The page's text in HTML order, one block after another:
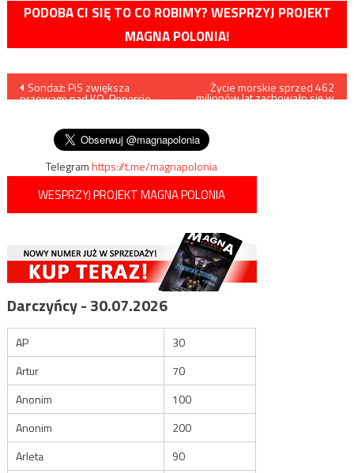
PODOBA CI SIĘ TO CO ROBIMY? WESPRZYJ PROJEKT
MAGNA POLONIA!
Nawigacja
wpisu
Sondaż: PiS zwiększa
przewagę nad KO. Poparcie
Życie morskie sprzed 462
milionów lat zachowało się w
Telegramhttps://t.me/magnapolonia
WESPRZYJ PROJEKT MAGNA POLONIA
Darczyńcy - 30.07.2026
AP
30
Artur
70
Anonim
100
Anonim
200
Arleta
90